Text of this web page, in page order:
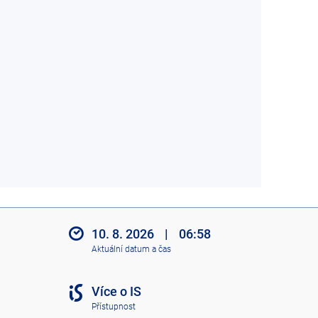
10. 8. 2026 | 06:58
Aktuální datum a čas
Více o IS
Přístupnost